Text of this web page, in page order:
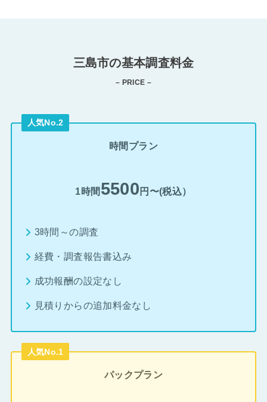
三島市の基本調査料金
– PRICE –
人気No.2
時間プラン
1時間 5500 円〜(税込）
3時間～の調査
経費・調査報告書込み
成功報酬の設定なし
見積りからの追加料金なし
人気No.1
パックプラン